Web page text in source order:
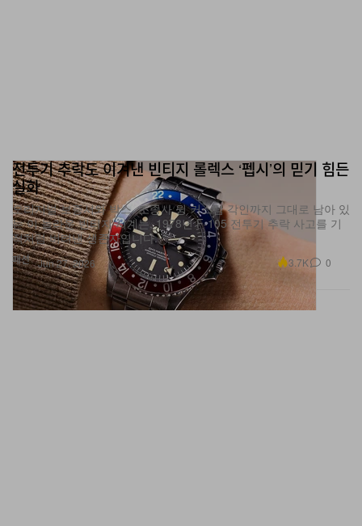
패션
전투기 추락도 이겨낸 빈티지 롤렉스 ‘펩시’의 믿기 힘든
실화
오리지널 보증서와 박스, 조종사 윙 커스텀 각인까지 그대로 남아 있
는 이 놀라운 빈티지 시계는, 1978년 F-105 전투기 추락 사고를 기
적처럼 버텨낸 생존자입니다.
Jun 27, 2026 3.7K 0